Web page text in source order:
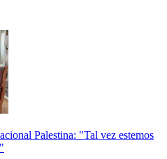
Palestina: "Tal vez estemos